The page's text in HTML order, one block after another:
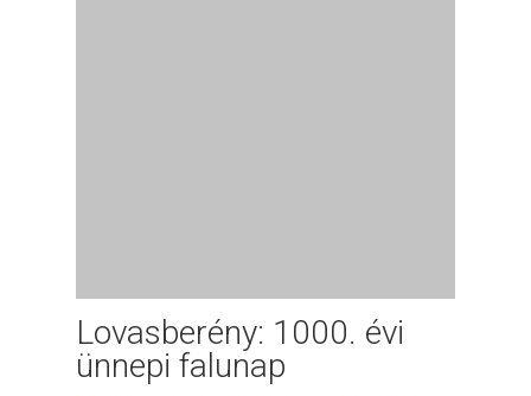
Lovasberény: 1000. évi
ünnepi falunap